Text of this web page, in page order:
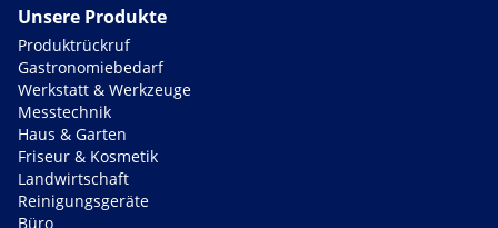
Unsere Produkte
Produktrückruf
Gastronomiebedarf
Werkstatt & Werkzeuge
Messtechnik
Haus & Garten
Friseur & Kosmetik
Landwirtschaft
Reinigungsgeräte
Büro